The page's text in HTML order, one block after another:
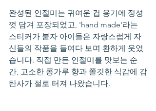
완성된 인절미는 귀여운 컵 용기에 정성
껏 담겨 포장되었고, 'hand made'라는
스티커가 붙자 아이들은 자랑스럽게 자
신들의 작품을 들여다 보며 환하게 웃었
습니다. 직접 만든 인절미를 맛보는 순
간, 고소한 콩가루 향과 쫄깃한 식감에 감
탄사가 절로 터져 나왔습니다.